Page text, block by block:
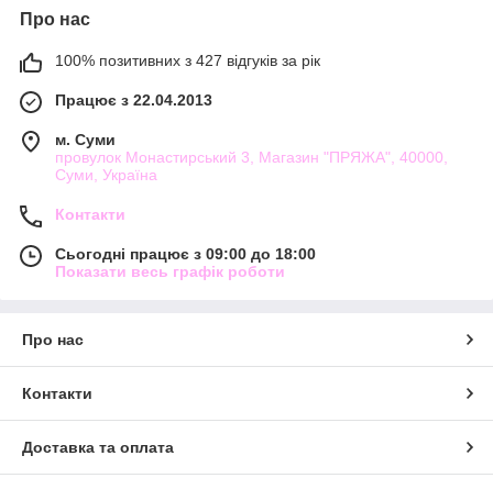
Про нас
100% позитивних з 427 відгуків за рік
Працює з 22.04.2013
м. Суми
провулок Монастирський 3, Магазин "ПРЯЖА", 40000,
Суми, Україна
Контакти
Сьогодні працює з 09:00 до 18:00
Показати весь графік роботи
Про нас
Контакти
Доставка та оплата